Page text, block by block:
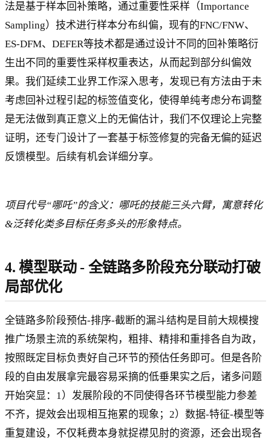
法是基于样本回补策略，通过重要性采样（Importance
Sampling）技术进行样本分布纠偏，现有的FNC/FNW、
ES-DFM、DEFER等技术都是通过设计不同的回补策略衍
生出不同的重要性采样权重表达，从而起到部分纠偏效
果。我们延续工业界工作深入思考，发现已有方法由于未
考虑回补过程引起的标签值变化，使得单纯考虑分布调整
是无法做到真正意义上的无偏估计，我们不仅理论上完整
证明，还专门设计了一套基于标签修复的完备无偏的延迟
反馈模型。后续有机会详细分享。
项目代号“哪吒”的含义：哪吒的技能三头六臂，寓意转化
&泛转化类多目标任务多头的形象特点。
4. 模型联动 - 全链路多阶段充分联动打破
局部优化
全链路多阶段预估-排序-截断的漏斗结构是目前大规模搜
推广场景主流的系统架构，粗排、精排和重排各自为政，
按照既定目标负责好自己环节的预估任务即可。但是各阶
段的自由发展拿完最容易采摘的低垂果实之后，诸多问题
开始突显：1）发展阶段的不同使得各环节模型能力参差
不齐，提效会出现相互拖累的现象；2）数据-特征-模型等
重复建设，不仅耗费本身就捉襟见肘的资源，还会出现各